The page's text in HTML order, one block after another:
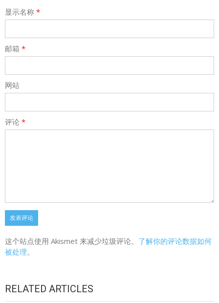
显示名称 *
邮箱 *
网站
评论 *
这个站点使用 Akismet 来减少垃圾评论。 了解你的评论数据如何
被处理。
RELATED ARTICLES